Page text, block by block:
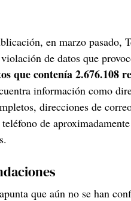
en marzo pasado,
de datos que
que contenía 2.676.108
información como
direcciones de
de
que aún no se han